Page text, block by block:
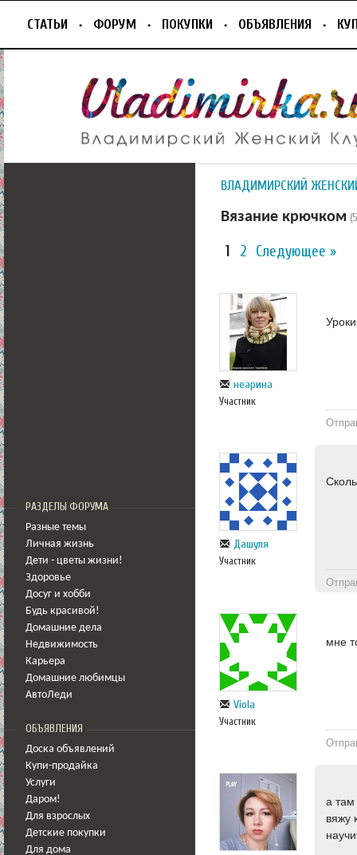
СТАТЬИ ФОРУМ ПОКУПКИ ОБЪЯВЛЕНИЯ
РАЗДЕЛЫ ФОРУМА
Разные темы
Личная жизнь
Дети - цветы жизни!
Здоровье
Досуг и хобби
Будь красивой!
Домашние дела
Недвижимость
Карьера
Домашние любимцы
АвтоЛеди
ОБЪЯВЛЕНИЯ
Доска объявлений
Купи-продайка
Услуги
Даром!
Для взрослых
Детские покупки
Для дома
ВЛАДИМИРСКИЙ
Вязание крючком
1 2 Следующее »
неарина
Участник
Дашуля
Участник
Viola
Участник
мне
а там
вяжу